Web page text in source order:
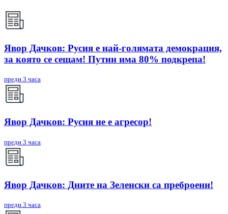
Явор Дачков: Русия е най-голямата демокрация,
за която се сещам! Путин има 80% подкрепа!
преди 3 часа
Явор Дачков: Русия не е агресор!
преди 3 часа
Явор Дачков: Дните на Зеленски са преброени!
преди 3 часа